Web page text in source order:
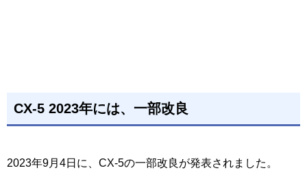
CX-5 2023年には、一部改良
2023年9月4日に、CX-5の一部改良が発表されました。